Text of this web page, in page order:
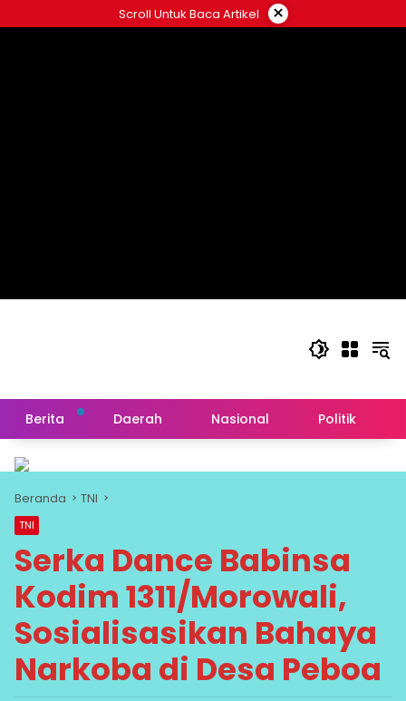
ke
Scroll Untuk Baca Artikel ×
Berita Daerah Nasional Politik
Beranda TNI
TNI
Serka Dance Babinsa
Kodim 1311/Morowali,
Sosialisasikan Bahaya
Narkoba di Desa Peboa